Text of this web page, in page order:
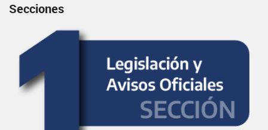
Secciones